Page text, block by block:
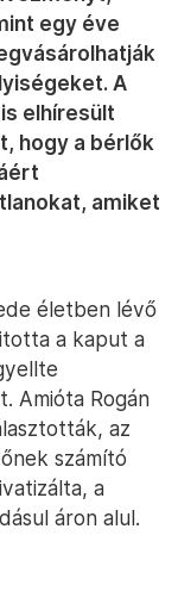
egy éve
A
elhíresült
hogy a bérlők
amiket
életben lévő
a kaput a
Amióta Rogán
az
számító
a
áron alul.